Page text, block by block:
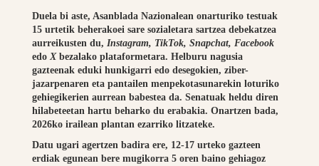
Duela bi aste, Asanblada Nazionalean onarturiko testuak
15 urtetik beherakoei sare sozialetara sartzea debekatzea
aurreikusten du, Instagram, TikTok, Snapchat, Facebook
edoXbezalako plataformetara. Helburu nagusia
gazteenak eduki hunkigarri edo desegokien, ziber-
jazarpenaren eta pantailen menpekotasunarekin loturiko
gehiegikerien aurrean babestea da. Senatuak heldu diren
hilabeteetan hartu beharko du erabakia. Onartzen bada,
2026ko irailean plantan ezarriko litzateke.
Datu ugari agertzen badira ere, 12-17 urteko gazteen
erdiak egunean bere mugikorra 5 oren baino gehiagoz